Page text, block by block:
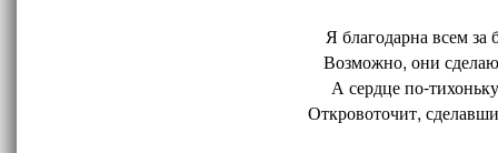
Я благодарна всем за
Возможно, они
А сердце по-
Откровоточит,